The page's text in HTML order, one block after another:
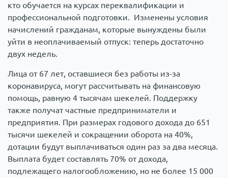
кто обучается на курсах переквалификации и
профессиональной подготовки. Изменены условия
начислений гражданам, которые вынуждены были
уйти в неоплачиваемый отпуск: теперь достаточно
двух недель.
Лица от 67 лет, оставшиеся без работы из-за
коронавируса, могут рассчитывать на финансовую
помощь, равную 4 тысячам шекелей. Поддержку
также получат частные предприниматели и
предприятия. При размерах годового дохода до 651
тысячи шекелей и сокращении оборота на 40%,
дотации будут выплачиваться один раз за два месяца.
Выплата будет составлять 70% от дохода,
подлежащего налогообложению, но не более 15 000